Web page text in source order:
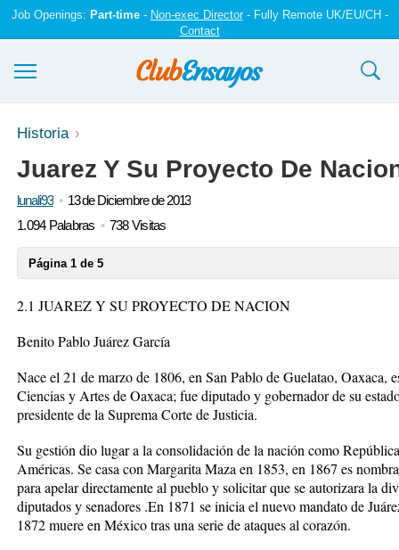
Job Openings: Part-time- Non-exec Director- Fully Remote UK/EU/CH -
Contact
Ensayos y trabajos
Registrarse
Iniciar sesión
Historia
Juarez Y Su Proyecto De
lunali93
13 de Diciembre de 2013
1.094 Palabras
738 Visitas
Página 1 de 5
2.1 JUAREZ Y SU PROYECTO DE NACION
Benito Pablo Juárez García
Nace el 21 de marzo de 1806, en San Pablo de Guelatao, Oaxaca,
Ciencias y Artes de Oaxaca; fue diputado y gobernador de su
presidente de la Suprema Corte de Justicia.
Su gestión dio lugar a la consolidación de la nación como
Américas. Se casa con Margarita Maza en 1853, en 1867 es
para apelar directamente al pueblo y solicitar que se autorizara la
diputados y senadores .En 1871 se inicia el nuevo mandato de
1872 muere en México tras una serie de ataques al corazón.